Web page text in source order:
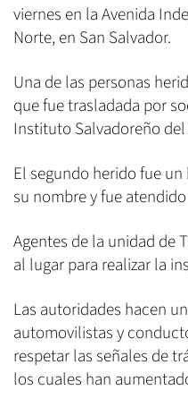
viernes en la Avenida
Norte, en San Salvador.
Una de las personas
que fue trasladada por
Instituto Salvadoreño del
El segundo herido fue
su nombre y fue
Agentes de la unidad de
al lugar para realizar la
Las autoridades hacen
automovilistas y
respetar las señales de
los cuales han